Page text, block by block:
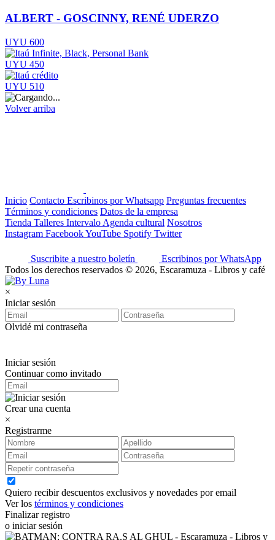
ALBERT - GOSCINNY, RENÉ UDERZO
UYU 600
UYU 450
UYU 510
Volver arriba
Inicio Contacto Escribinos por Whatsapp Preguntas frecuentes
Términos y condiciones Datos de la empresa
Tienda Talleres Intervalo Agenda cultural Nosotros
Instagram FacebookYouTube Spotify Twitter
Suscribite a nuestro boletín
Escribinos por WhatsApp
Todos los derechos reservados © 2026, Escaramuza - Libros y café
×
Iniciar sesión
Olvidé mi contraseña
Iniciar sesión
Continuar como invitado
Crear una cuenta
×
Registrarme
Quiero recibir descuentos exclusivos y novedades por email
Ver los términos y condiciones
Finalizar registro
o iniciar sesión